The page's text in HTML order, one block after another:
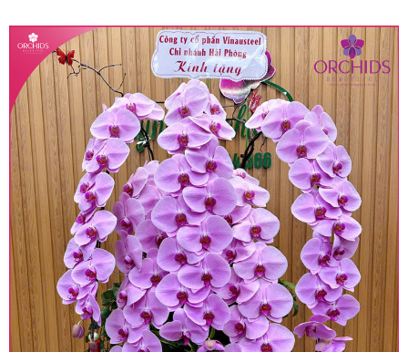
• Giá trên được miễn ship giao trong nội thành,
miễn phí in thiệp - banner theo yêu cầu khách
hàng.
• Beautiful Orchids liên kết với các cửa hàng
trên toàn quốc để phục vụ giao hoa tận nơi, mỗi
khu vực sẽ có mức giá khác nhau (tùy vào chi
phí mặt bằng, nguyên vật liệu,..) nên giá có thể sẽ
thay đổi so với giá niêm yết trên website. Khách
hàng ở Tỉnh thành khác vui lòng chủ động hỏi lại
giá trước khi đặt hàng, shop sẽ chủ động báo giá
chính xác khi có địa chỉ giao hàng cụ thể.